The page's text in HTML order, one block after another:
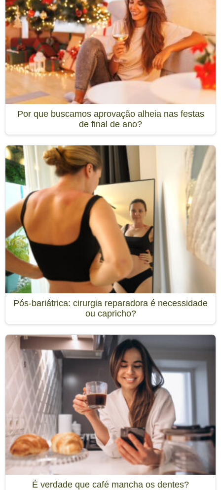
Por que buscamos aprovação alheia nas festas
de final de ano?
Pós-bariátrica: cirurgia reparadora é necessidade
ou capricho?
É verdade que café mancha os dentes?